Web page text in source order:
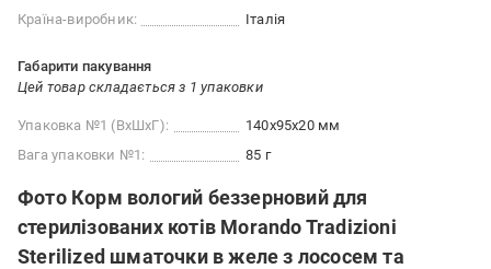
Країна-виробник:
Італія
Габарити пакування
Цей товар складається з 1 упаковки
Упаковка №1 (ВхШхГ):
140x95x20 мм
Вага упаковки №1:
85 г
Фото Корм вологий беззерновий для
стерилізованих котів Morando Tradizioni
Sterilized шматочки в желе з лососем та